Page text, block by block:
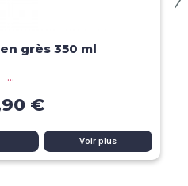
rapide
grès 350 ml
...
€
Voir plus